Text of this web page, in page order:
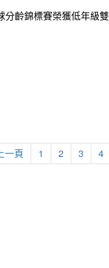
齡錦標賽榮獲低年級
一頁 1 2 3 4